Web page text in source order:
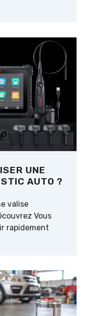
UNE
AUTO ?
valise
Vous
rapidement